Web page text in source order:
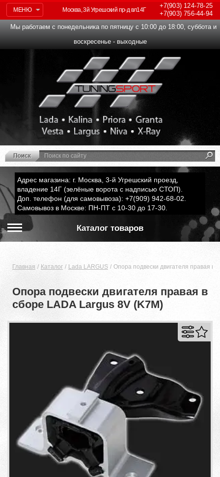
МЕНЮ
+7(903)124-78-25
+7(903)756-44-94
Москва, 3й Угрешский пр-д вл14Г
Мы работаем с понедельника по пятницу с 10:00 до 18:00, суббота и
воскресенье - выходные
Адрес магазина: г. Москва, 3-й Угрешский проезд,
владение 14Г (зелёные ворота с надписью СТОП).
Доп. телефон (для самовывоза): +7(909) 942-68-02.
Самовывоз в Москве: ПН-ПТ с 10-30 до 17-30.
Каталог товаров
Главная Каталог Lada LARGUS Опора подвески двигателя правая в
Опора подвески двигателя правая в
сборе LADA Largus 8V (K7M)